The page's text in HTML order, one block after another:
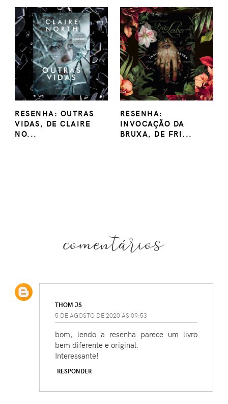
RESENHA: OUTRAS
VIDAS, DE CLAIRE
NO...
RESENHA:
INVOCAÇÃO DA
BRUXA, DE FRI...
comentários
THOM JS
5 DE AGOSTO DE 2020 ÀS 09:53
bom, lendo a resenha parece um livro
bem diferente e original.
Interessante!
RESPONDER